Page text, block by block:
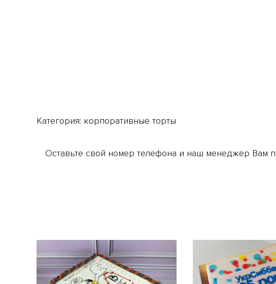
Категория: корпоративные торты
Оставьте свой номер телефона и наш менеджер Вам